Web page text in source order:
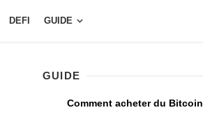
DEFI GUIDE
GUIDE
Comment acheter du Bitcoin